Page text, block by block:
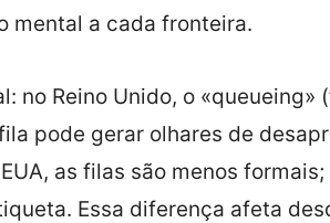
mental a cada fronteira.
no Reino Unido, o «queueing»
pode gerar olhares de
as filas são menos
Essa diferença afeta